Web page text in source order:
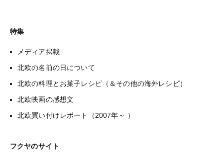
特集
メディア掲載
北欧の名前の日について
北欧の料理とお菓子レシピ（＆その他の海外レシピ）
北欧映画の感想文
北欧買い付けレポート（2007年～ ）
フクヤのサイト